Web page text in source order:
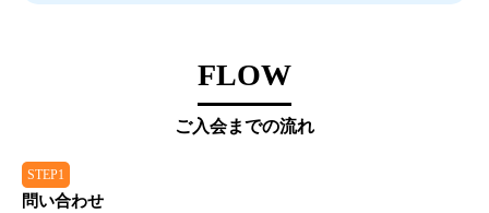
FLOW
ご入会までの流れ
STEP1
問い合わせ